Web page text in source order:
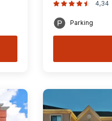
4,34
Parking